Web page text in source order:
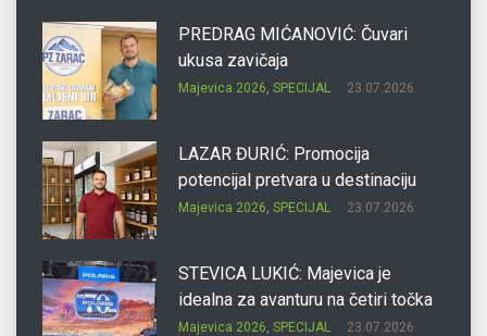
PREDRAG MIĆANOVIĆ: Čuvari
ukusa zavičaja
Majevica 2026, SPECIJAL 23.07.2026.
LAZAR ĐURIĆ: Promocija
potencijal pretvara u destinaciju
Majevica 2026, SPECIJAL 23.07.2026.
STEVICA LUKIĆ: Majevica je
idealna za avanturu na četiri točka
Majevica 2026, SPECIJAL 23.07.2026.